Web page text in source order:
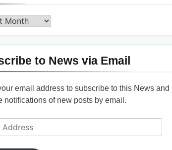
to News via Email
email address to subscribe to this News and
notifications of new posts by email.